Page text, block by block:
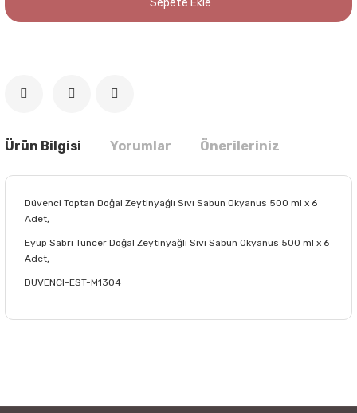
Ürün Bilgisi Yorumlar Önerileriniz
Düvenci Toptan Doğal Zeytinyağlı Sıvı Sabun Okyanus 500 ml x 6
Adet,
Eyüp Sabri Tuncer Doğal Zeytinyağlı Sıvı Sabun Okyanus 500 ml x 6
Adet,
DUVENCI-EST-M1304